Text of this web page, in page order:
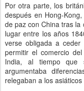
Por otra parte, los
después en Hong-
de paz con China tras la
lugar entre los años
verse obligada a
permitir el comercio
India, al tiempo que
argumentaba
relegaban a los